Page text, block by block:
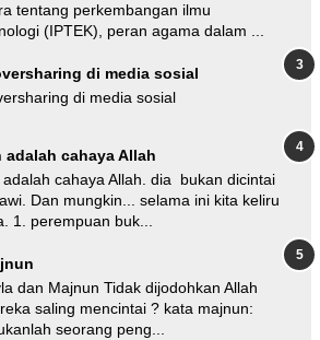
tentang perkembangan ilmu
(IPTEK), peran agama dalam ...
di media sosial
di media sosial
adalah cahaya Allah
cahaya Allah. dia bukan dicintai
Dan mungkin... selama ini kita keliru
1. perempuan buk...
dan Majnun Tidak dijodohkan Allah
saling mencintai ? kata majnun:
seorang peng...